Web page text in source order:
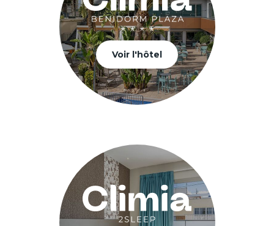
Voir l'hôtel